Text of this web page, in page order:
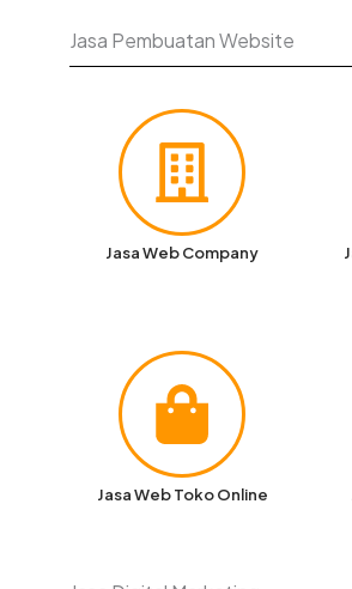
Jasa Pembuatan Website
Jasa Web Company
Jasa Web Toko Online